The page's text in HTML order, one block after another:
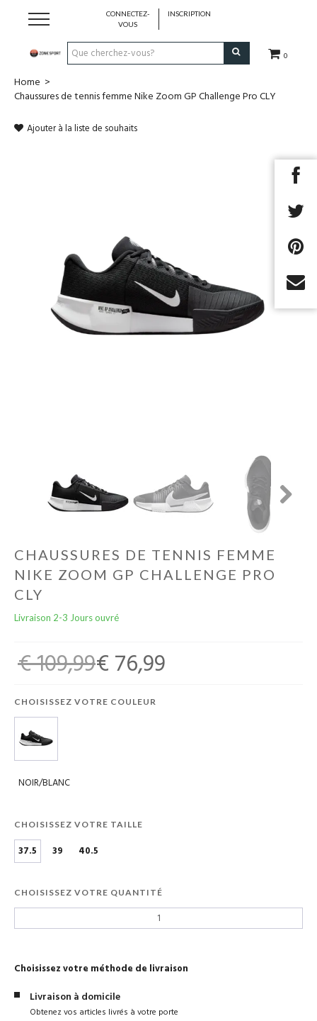
0
CONNECTEZ-
VOUS
INSCRIPTION
Running & Trail
Randonnée
Football
Chèques Cadeaux
Accès CLUBS
Home >
Chaussures de tennis femme Nike Zoom GP Challenge Pro CLY
Ajouter à la liste de souhaits
Next
CHAUSSURES DE TENNIS FEMME
NIKE ZOOM GP CHALLENGE PRO
CLY
Livraison 2-3 Jours ouvré
€ 109,99€ 76,99
CHOISISSEZ VOTRE COULEUR
NOIR/BLANC
CHOISISSEZ VOTRE TAILLE
37.5 39 40.5
CHOISISSEZ VOTRE QUANTITÉ
Choisissez votre méthode de livraison
Livraison à domicile
Obtenez vos articles livrés à votre porte